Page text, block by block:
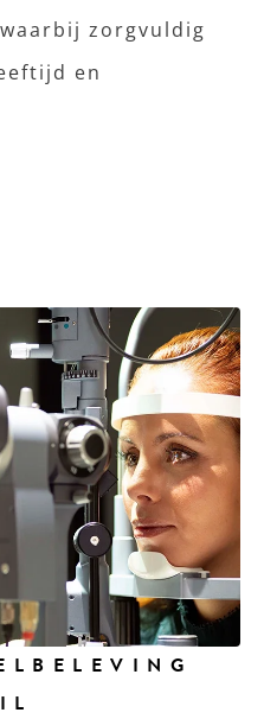
zorgvuldig
en